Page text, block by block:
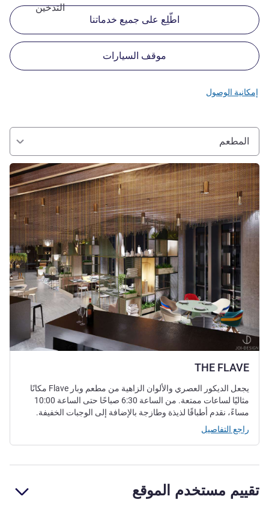
التدخين
اطّلِع على جميع خدماتنا
موقف السيارات
إمكانية الوصول
المطعم
THE FLAVE
راجع التفاصيل
يجعل الديكور العصري والألوان الزاهية من مطعم وبار Flave مكانًا
مثاليًا لساعات ممتعة. من الساعة 6:30 صباحًا حتى الساعة 10:00
مساءً، نقدم أطباقًا لذيذة وطازجة بالإضافة إلى الوجبات الخفيفة.
راجع التفاصيل
تقييم مستخدم الموقع